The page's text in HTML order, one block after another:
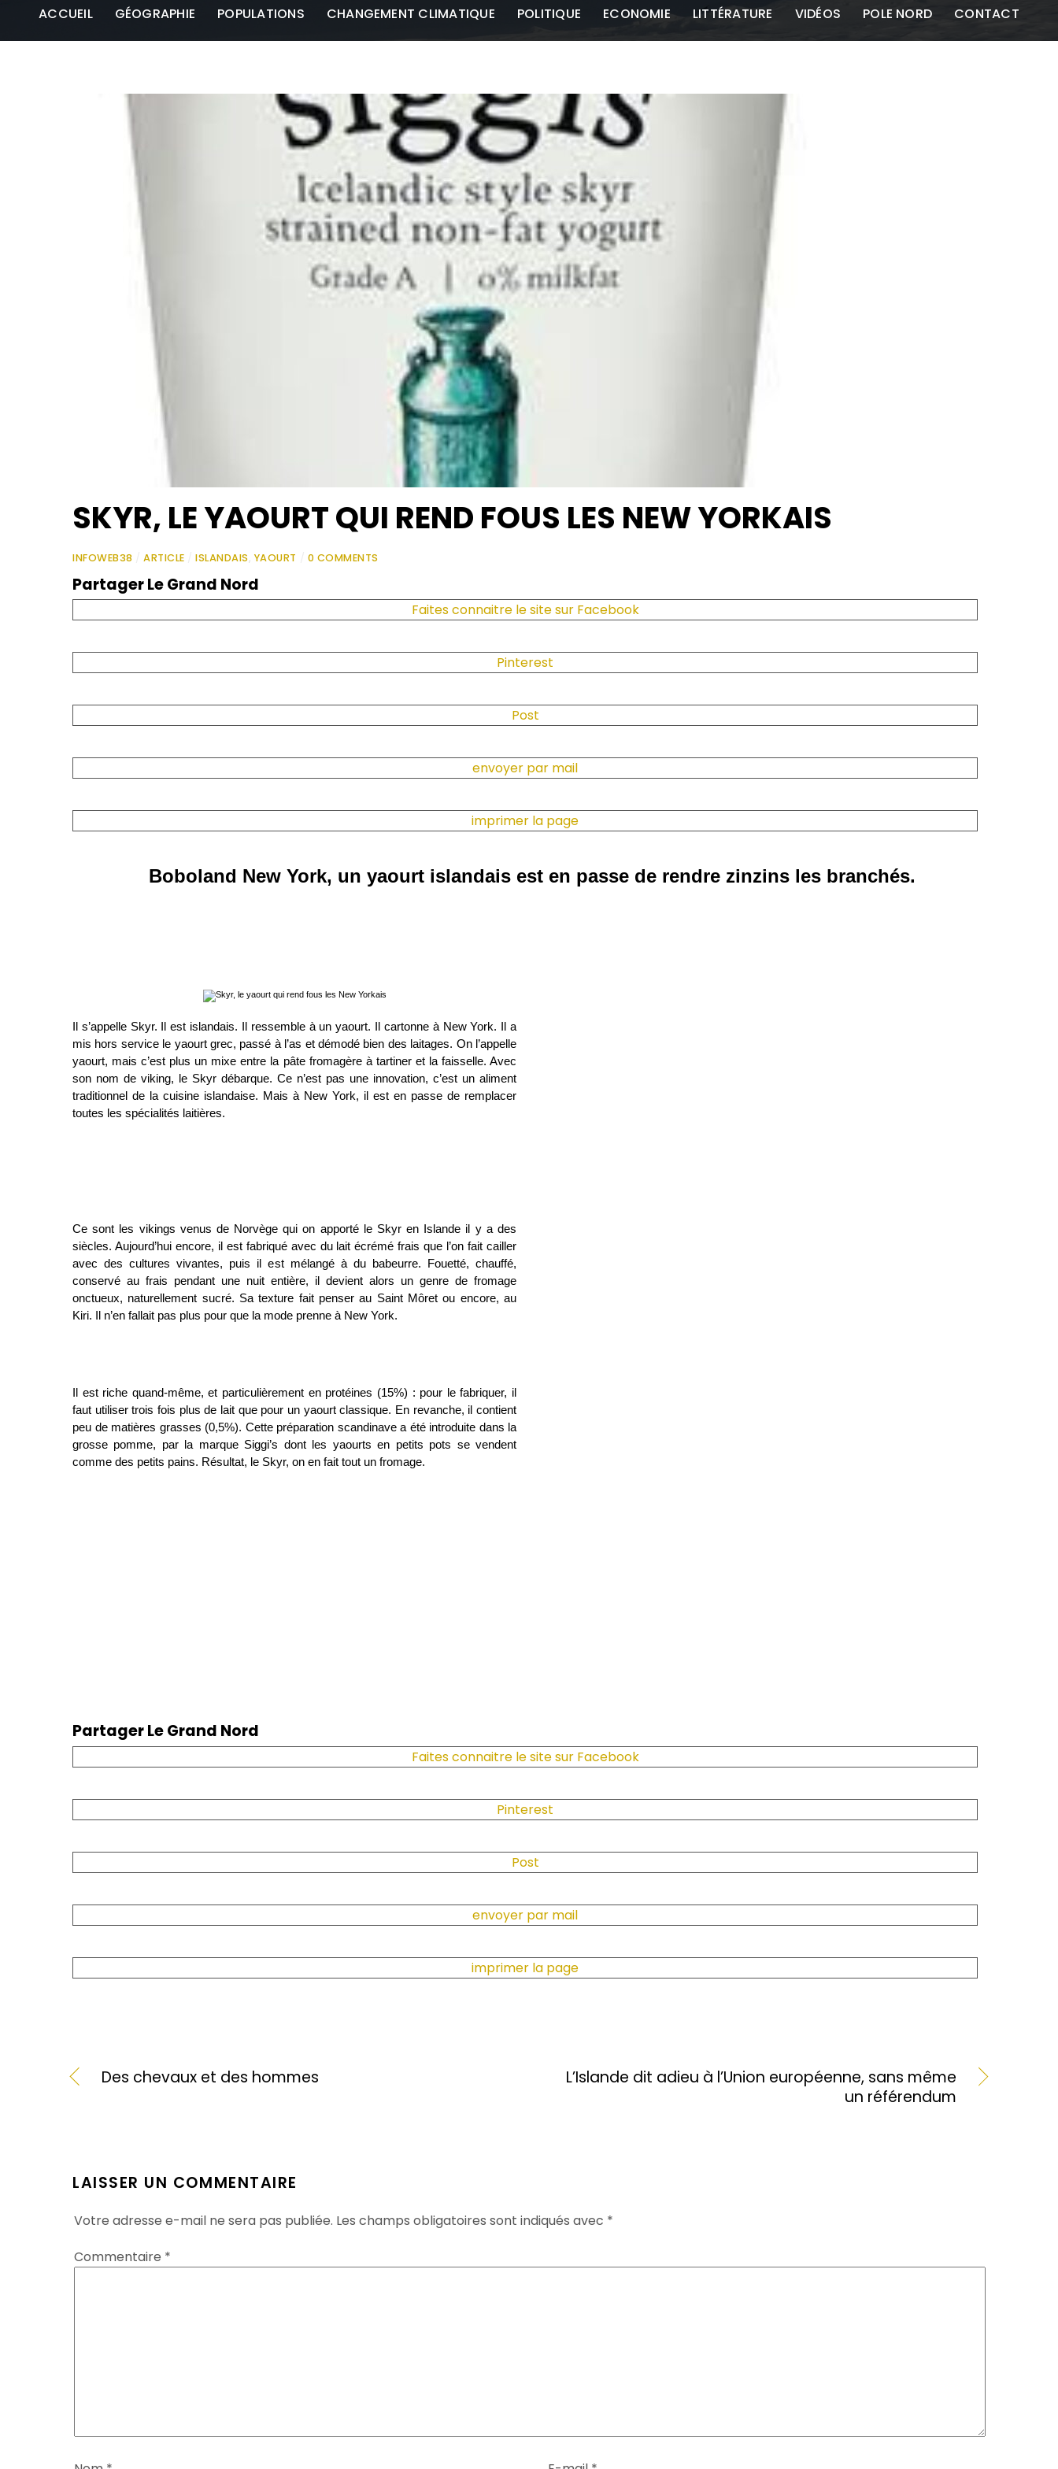
ACCUEIL GÉOGRAPHIE POPULATIONS CHANGEMENT CLIMATIQUE POLITIQUE ECONOMIE LITTÉRATURE VIDÉOS POLE NORD CONTACT
SKYR, LE YAOURT QUI REND FOUS LES NEW YORKAIS
INFOWEB38 ARTICLE ISLANDAIS, YAOURT 0 COMMENTS
Partager Le Grand Nord
Faites connaitre le site sur Facebook
Pinterest
Post
envoyer par mail
imprimer la page
Boboland New York, un yaourt islandais est en passe de rendre zinzins les branchés.
Il s’appelle Skyr. Il est islandais. Il ressemble à un yaourt. Il cartonne à New York. Il a
mis hors service le yaourt grec, passé à l’as et démodé bien des laitages. On l’appelle
yaourt, mais c’est plus un mixe entre la pâte fromagère à tartiner et la faisselle. Avec
son nom de viking, le Skyr débarque. Ce n’est pas une innovation, c’est un aliment
traditionnel de la cuisine islandaise. Mais à New York, il est en passe de remplacer
toutes les spécialités laitières.
Ce sont les vikings venus de Norvège qui on apporté le Skyr en Islande il y a des
siècles. Aujourd’hui encore, il est fabriqué avec du lait écrémé frais que l’on fait cailler
avec des cultures vivantes, puis il est mélangé à du babeurre. Fouetté, chauffé,
conservé au frais pendant une nuit entière, il devient alors un genre de fromage
onctueux, naturellement sucré. Sa texture fait penser au Saint Môret ou encore, au
Kiri. Il n’en fallait pas plus pour que la mode prenne à New York.
Il est riche quand-même, et particulièrement en protéines (15%) : pour le fabriquer, il
faut utiliser trois fois plus de lait que pour un yaourt classique. En revanche, il contient
peu de matières grasses (0,5%). Cette préparation scandinave a été introduite dans la
grosse pomme, par la marque Siggi’s dont les yaourts en petits pots se vendent
comme des petits pains. Résultat, le Skyr, on en fait tout un fromage.
Partager Le Grand Nord
Faites connaitre le site sur Facebook
Pinterest
Post
envoyer par mail
imprimer la page
Des chevaux et des hommes
L’Islande dit adieu à l’Union européenne, sans même
un référendum
LAISSER UN COMMENTAIRE
Votre adresse e-mail ne sera pas publiée. Les champs obligatoires sont indiqués avec *
Commentaire *